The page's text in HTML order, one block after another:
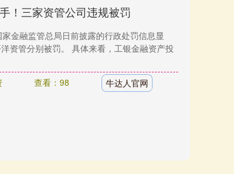
！三家资管公司违规被罚
金融监管总局日前披露的行政处罚信息显
资管分别被罚。 具体来看，工银金融资产投
查看：98 牛达人官网